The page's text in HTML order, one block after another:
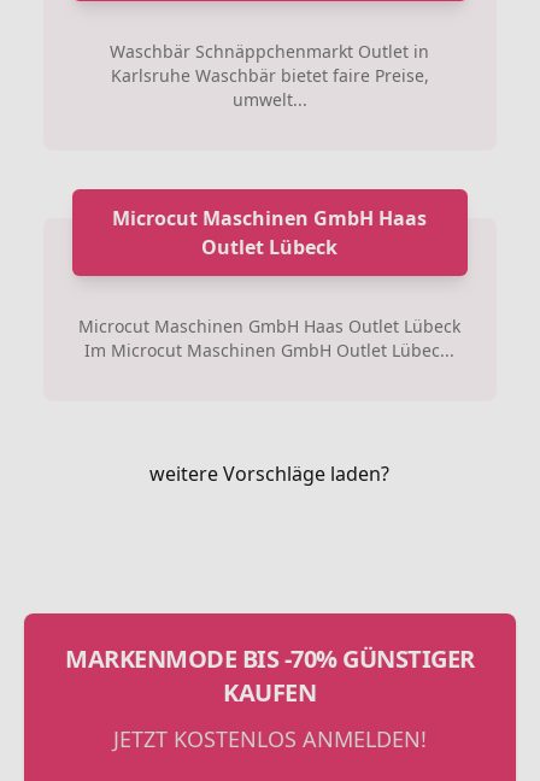
Waschbär Schnäppchenmarkt Outlet in
Karlsruhe Waschbär bietet faire Preise,
umwelt...
Microcut Maschinen GmbH Haas
Outlet Lübeck
Microcut Maschinen GmbH Haas Outlet Lübeck
Im Microcut Maschinen GmbH Outlet Lübec...
weitere Vorschläge laden?
MARKENMODE BIS -70% GÜNSTIGER
KAUFEN
JETZT KOSTENLOS ANMELDEN!